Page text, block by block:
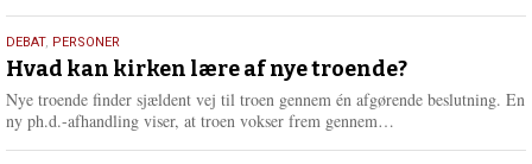
e
r
e
25.
juli
2026
DEBAT, PERSONER
Hvad kan kirken lære af nye troende?
Nye troende finder sjældent vej til troen gennem én afgørende beslutning. En
ny ph.d.-afhandling viser, at troen vokser frem gennem…